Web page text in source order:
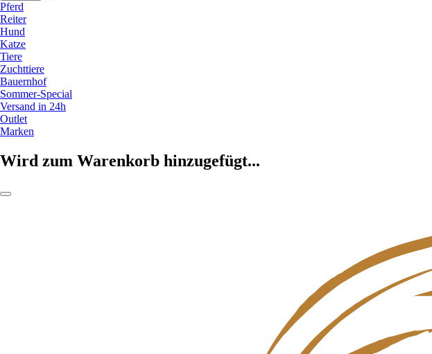
Pferd
Reiter
Hund
Katze
Tiere
Zuchttiere
Bauernhof
Sommer-Special
Versand in 24h
Outlet
Marken
Wird zum Warenkorb hinzugefügt...